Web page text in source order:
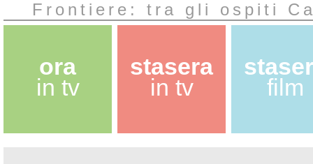
Frontiere: tra gli ospiti
ora
in tv
stasera
in tv
film